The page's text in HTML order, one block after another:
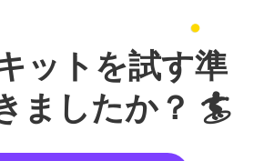
ットを試す準
ましたか？ 🏄‍